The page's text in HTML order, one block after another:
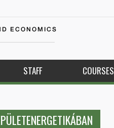
ECONOMICS
STAFF COURSES